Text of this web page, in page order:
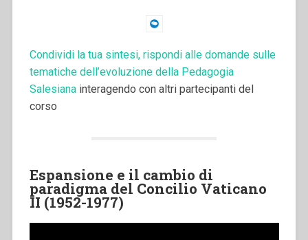
Condividi la tua sintesi, rispondi alle domande sulle
tematiche dell’evoluzione della Pedagogia
Salesiana interagendo con altri partecipanti del
corso
Espansione e il cambio di
paradigma del Concilio Vaticano
II (1952-1977)